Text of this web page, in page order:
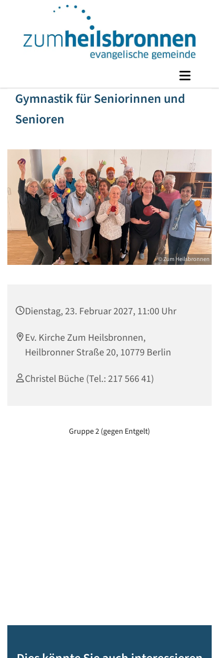
Gymnastik für Seniorinnen und
Senioren
© Zum Heilsbronnen
Dienstag, 23. Februar 2027, 11:00 Uhr
Ev. Kirche Zum Heilsbronnen,
Heilbronner Straße 20, 10779 Berlin
Christel Büche (Tel.: 217 566 41)
Gruppe 2 (gegen Entgelt)